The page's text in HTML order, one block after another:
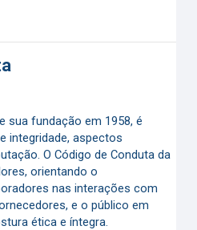
sua fundação em 1958, é
integridade, aspectos
O Código de Conduta da
orientando o
nas interações com
e o público em
ética e íntegra.